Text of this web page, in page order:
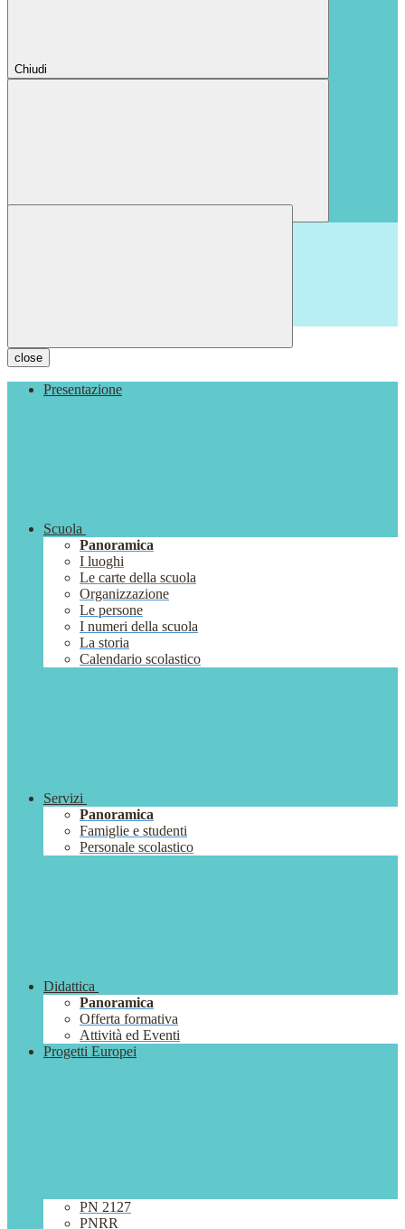
Chiudi
close
Presentazione
Scuola
Panoramica
I luoghi
Le carte della scuola
Organizzazione
Le persone
I numeri della scuola
La storia
Calendario scolastico
Servizi
Panoramica
Famiglie e studenti
Personale scolastico
Didattica
Panoramica
Offerta formativa
Attività ed Eventi
Progetti Europei
PN 2127
PNRR